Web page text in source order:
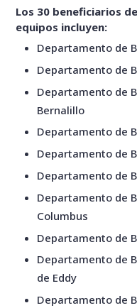
Los 30 beneficiarios
equipos incluyen:
Departamento de
Departamento de
Departamento de
Bernalillo
Departamento de
Departamento de
Departamento de
Departamento de
Columbus
Departamento de
Departamento de
de Eddy
Departamento de